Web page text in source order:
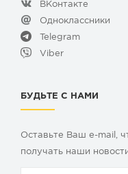
ВКонтакте
Одноклассники
Telegram
Viber
БУДЬТЕ С НАМИ
Оставьте Ваш e-mail,
получать наши